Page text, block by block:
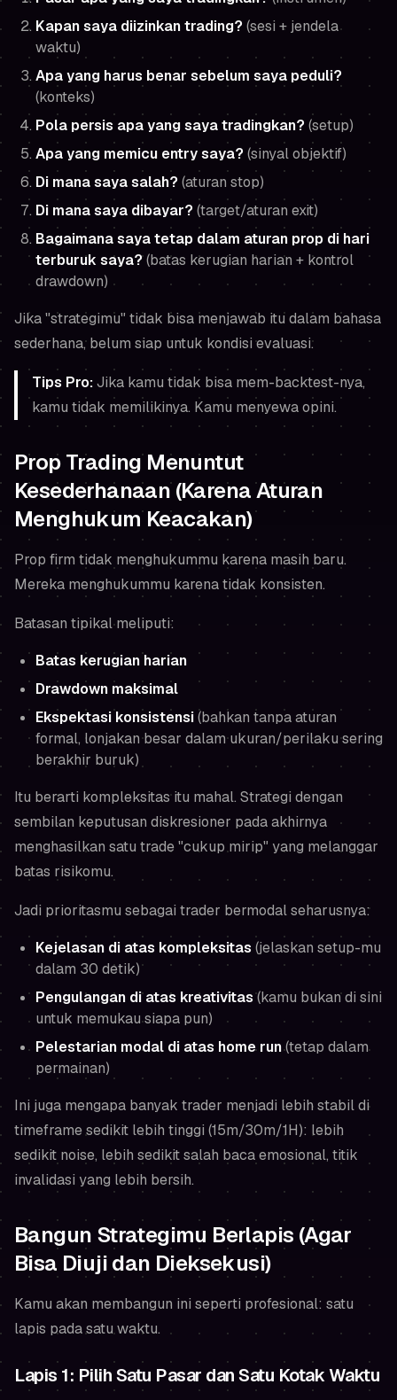
Kapan saya diizinkan trading? (sesi + jendela
waktu)
Apa yang harus benar sebelum saya peduli?
(konteks)
Pola persis apa yang saya tradingkan? (setup)
Apa yang memicu entry saya? (sinyal objektif)
Di mana saya salah? (aturan stop)
Di mana saya dibayar? (target/aturan exit)
Bagaimana saya tetap dalam aturan prop di hari
terburuk saya?(batas kerugian harian + kontrol
drawdown)
Jika "strategimu" tidak bisa menjawab itu dalam bahasa
sederhana, belum siap untuk kondisi evaluasi.
Tips Pro:Jika kamu tidak bisa mem-backtest-nya,
kamu tidak memilikinya. Kamu menyewa opini.
Prop Trading Menuntut
Kesederhanaan (Karena Aturan
Menghukum Keacakan)
Prop firm tidak menghukummu karena masih baru.
Mereka menghukummu karenatidak konsisten.
Batasan tipikal meliputi:
Batas kerugian harian
Drawdown maksimal
Ekspektasi konsistensi(bahkan tanpa aturan
formal, lonjakan besar dalam ukuran/perilaku sering
berakhir buruk)
Itu berarti kompleksitas itu mahal. Strategi dengan
sembilan keputusan diskresioner pada akhirnya
menghasilkan satu trade "cukup mirip" yang melanggar
batas risikomu.
Jadi prioritasmu sebagai trader bermodal seharusnya:
Kejelasan di atas kompleksitas (jelaskan setup-mu
dalam 30 detik)
Pengulangan di atas kreativitas(kamu bukan di sini
untuk memukau siapa pun)
Pelestarian modal di atas home run(tetap dalam
permainan)
Ini juga mengapa banyak trader menjadi lebih stabil di
timeframe sedikit lebih tinggi (15m/30m/1H): lebih
sedikit noise, lebih sedikit salah baca emosional, titik
invalidasi yang lebih bersih.
Bangun Strategimu Berlapis (Agar
Bisa Diuji dan Dieksekusi)
Kamu akan membangun ini seperti profesional: satu
lapis pada satu waktu.
Lapis 1: Pilih Satu Pasar dan Satu Kotak Waktu